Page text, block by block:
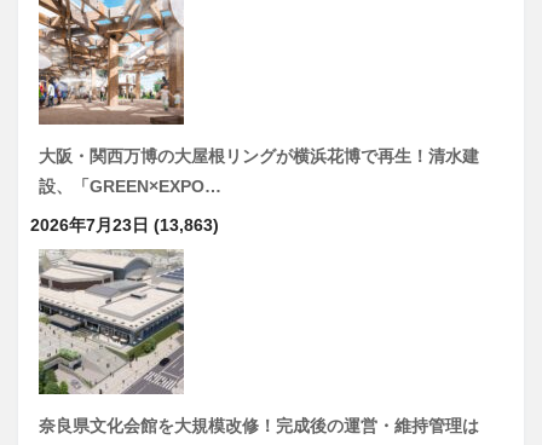
大阪・関西万博の大屋根リングが横浜花博で再生！清水建
設、「GREEN×EXPO…
2026年7月23日 (13,863)
奈良県文化会館を大規模改修！完成後の運営・維持管理は